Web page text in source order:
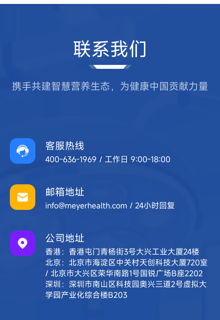
联系我们
携手共建智慧营养生态，为健康中国贡献力量
客服热线
400-636-1969 / 工作日 9:00-18:00
邮箱地址
info@meyerhealth.com / 24小时回复
公司地址
香港：香港屯门青杨街3号大兴工业大厦24楼
北京：北京市海淀区中关村天创科技大厦720室
/ 北京市大兴区荣华南路1号国锐广场B座2202
深圳：深圳市南山区科技园奥兴三道2号虚拟大
学园产业化综合楼B203